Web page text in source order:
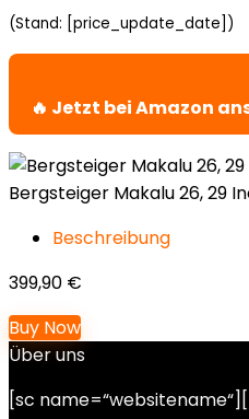
(Stand: [price_update_date])
🔥 Jetzt bei Amazon
Bergsteiger Makalu 26, 29
Beschreibung
399,90 €
Buy Now
Über uns
[sc